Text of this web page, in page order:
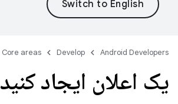
Android Developers
Develop
Core areas
یک اعلان ایجاد کنید